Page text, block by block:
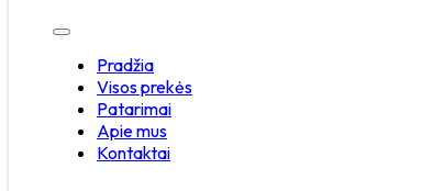
Pradžia
Visos prekės
Patarimai
Apie mus
Kontaktai